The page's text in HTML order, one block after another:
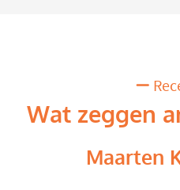
Wat zeggen
Maarten